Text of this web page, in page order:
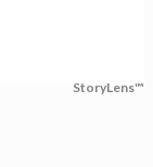
StoryLens™